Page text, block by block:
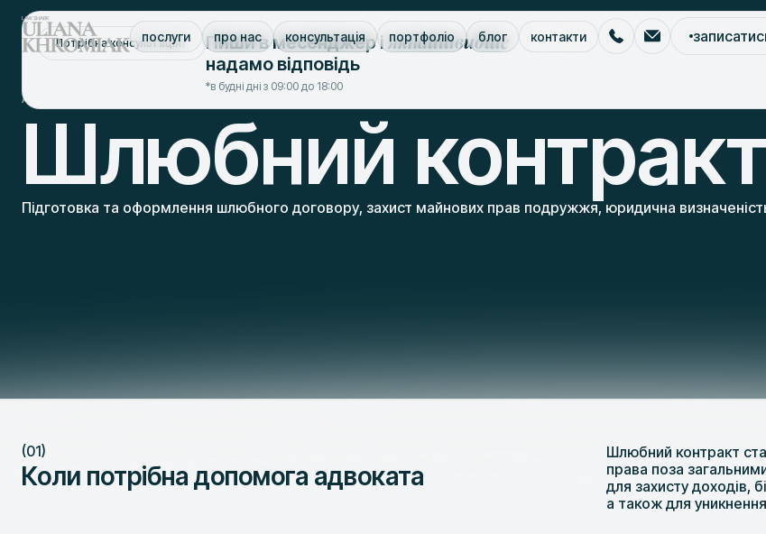
послуги про нас консультація портфоліо блог контакти
Потрібна консультація? Пиши в месенджер іякнайшвидше
надамо відповідь
*в будні дні з 09:00 до 18:00
Адвокат Київ
Шлюбний контракт
Підготовка та оформлення шлюбного договору, захист майнових прав подружжя, юридична
(01)
Коли потрібна допомога адвоката
Шлюбний контракт
права поза
для захисту доходів,
а також для